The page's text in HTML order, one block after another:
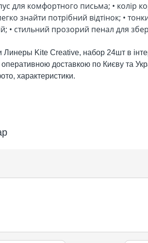
для комфортного письма; • колір
знайти потрібний відтінок; •
• стильний прозорий пенал для
Kite Creative, набор 24шт в
оперативною доставкою по Києву та
характеристики.